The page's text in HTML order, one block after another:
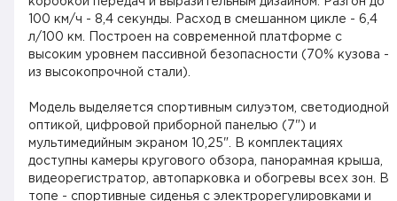
100 км/ч - 8,4 секунды. Расход в смешанном цикле - 6,4
л/100 км. Построен на современной платформе с
высоким уровнем пассивной безопасности (70% кузова -
из высокопрочной стали).
Модель выделяется спортивным силуэтом, светодиодной
оптикой, цифровой приборной панелью (7") и
мультимедийным экраном 10,25". В комплектациях
доступны камеры кругового обзора, панорамная крыша,
видеорегистратор, автопарковка и обогревы всех зон. В
топе - спортивные сиденья с электрорегулировками и